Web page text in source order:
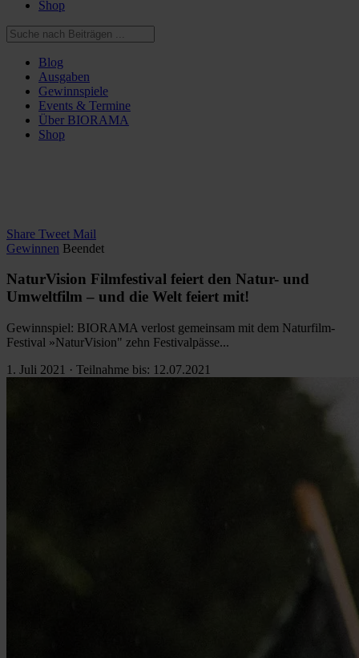
Shop
Blog
Ausgaben
Gewinnspiele
Events & Termine
Über BIORAMA
Shop
Share Tweet Mail
Gewinnen Beendet
NaturVision Filmfestival feiert den Natur- und
Umweltfilm – und die Welt feiert mit!
Gewinnspiel: BIORAMA verlost gemeinsam mit dem Naturfilm-
Festival »NaturVision" zehn Festivalpässe...
1. Juli 2021 · Teilnahme bis: 12.07.2021